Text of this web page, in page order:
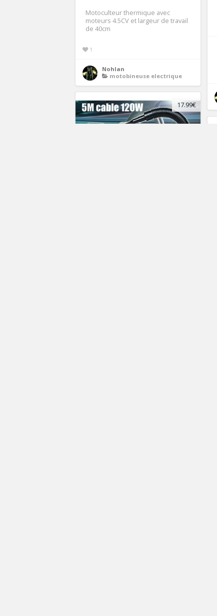
Motoculteur thermique avec
moteurs 4.5CV et largeur de travail
de 40cm
1
Nohlan
motobineuse electrique
17.99€